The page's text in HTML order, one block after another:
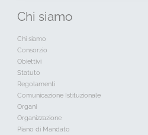
Chi siamo
Chi siamo
Consorzio
Obiettivi
Statuto
Regolamenti
Comunicazione Istituzionale
Organi
Organizzazione
Piano di Mandato